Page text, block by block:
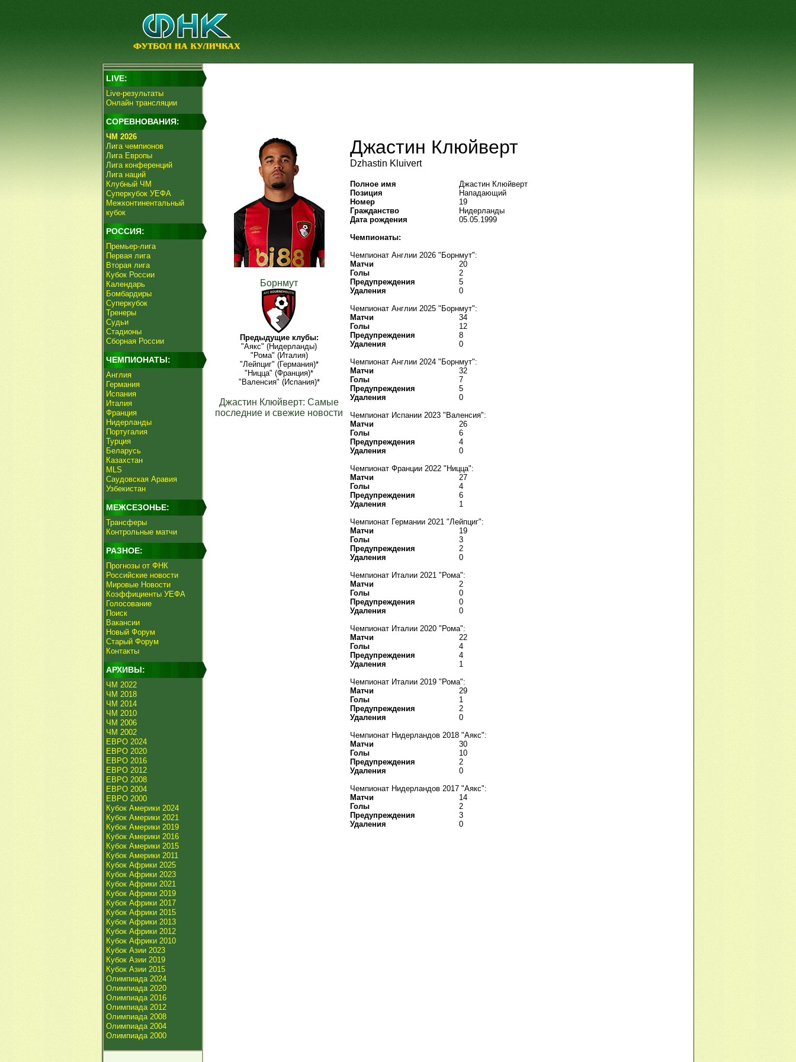
LIVE:
Live-результаты
Онлайн трансляции
СОРЕВНОВАНИЯ:
ЧМ 2026
Лига чемпионов
Лига Европы
Лига конференций
Лига наций
Клубный ЧМ
Суперкубок УЕФА
Межконтинентальный
кубок
РОССИЯ:
Премьер-лига
Первая лига
Вторая лига
Кубок России
Календарь
Бомбардиры
Суперкубок
Тренеры
Судьи
Стадионы
Сборная России
ЧЕМПИОНАТЫ:
Англия
Германия
Испания
Италия
Франция
Нидерланды
Португалия
Турция
Беларусь
Казахстан
MLS
Саудовская Аравия
Узбекистан
МЕЖСЕЗОНЬЕ:
Трансферы
Контрольные матчи
РАЗНОЕ:
Прогнозы от ФНК
Российские новости
Мировые Новости
Коэффициенты УЕФА
Голосование
Поиск
Вакансии
Новый Форум
Старый Форум
Контакты
АРХИВЫ:
ЧМ 2022
ЧМ 2018
ЧМ 2014
ЧМ 2010
ЧМ 2006
ЧМ 2002
ЕВРО 2024
ЕВРО 2020
ЕВРО 2016
ЕВРО 2012
ЕВРО 2008
ЕВРО 2004
ЕВРО 2000
Кубок Америки 2024
Кубок Америки 2021
Кубок Америки 2019
Кубок Америки 2016
Кубок Америки 2015
Кубок Америки 2011
Кубок Африки 2025
Кубок Африки 2023
Кубок Африки 2021
Кубок Африки 2019
Кубок Африки 2017
Кубок Африки 2015
Кубок Африки 2013
Кубок Африки 2012
Кубок Африки 2010
Кубок Азии 2023
Кубок Азии 2019
Кубок Азии 2015
Олимпиада 2024
Олимпиада 2020
Олимпиада 2016
Олимпиада 2012
Олимпиада 2008
Олимпиада 2004
Олимпиада 2000
Борнмут
Предыдущие клубы:
"Аякс" (Нидерланды)
"Рома" (Италия)
"Лейпциг" (Германия)*
"Ницца" (Франция)*
"Валенсия" (Испания)*
Джастин Клюйверт: Самые
последние и свежие новости
Джастин Клюйверт
Dzhastin Kluivert
Полное имя
Джастин Клюйверт
Позиция
Нападающий
Номер
19
Гражданство
Нидерланды
Дата рождения
05.05.1999
Чемпионаты:
Чемпионат Англии 2026 "Борнмут":
Матчи
20
Голы
2
Предупреждения
5
Удаления
0
Чемпионат Англии 2025 "Борнмут":
Матчи
34
Голы
12
Предупреждения
8
Удаления
0
Чемпионат Англии 2024 "Борнмут":
Матчи
32
Голы
7
Предупреждения
5
Удаления
0
Чемпионат Испании 2023 "Валенсия":
Матчи
26
Голы
6
Предупреждения
4
Удаления
0
Чемпионат Франции 2022 "Ницца":
Матчи
27
Голы
4
Предупреждения
6
Удаления
1
Чемпионат Германии 2021 "Лейпциг":
Матчи
19
Голы
3
Предупреждения
2
Удаления
0
Чемпионат Италии 2021 "Рома":
Матчи
2
Голы
0
Предупреждения
0
Удаления
0
Чемпионат Италии 2020 "Рома":
Матчи
22
Голы
4
Предупреждения
4
Удаления
1
Чемпионат Италии 2019 "Рома":
Матчи
29
Голы
1
Предупреждения
2
Удаления
0
Чемпионат Нидерландов 2018 "Аякс":
Матчи
30
Голы
10
Предупреждения
2
Удаления
0
Чемпионат Нидерландов 2017 "Аякс":
Матчи
14
Голы
2
Предупреждения
3
Удаления
0